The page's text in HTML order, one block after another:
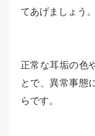
てあげましょう。
正常な耳垢の色
とで、異常事態
らです。